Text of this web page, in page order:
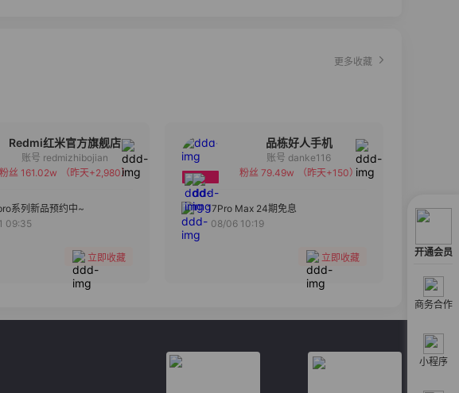
开通会员
商务合作
小程序
更多收藏
Redmi红米官方旗舰店
备注
分组
账号 redmizhibojian
粉丝 161.02w
（昨天+2,980）
系列新品预约中~
09:35
立即收藏
品栋好人手机
备注
分组
账号 danke116
粉丝 79.49w
（昨天+150）
17Pro Max 24期免息
08/06 10:19
立即收藏